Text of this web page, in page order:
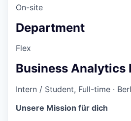
On-site
Department
Flex
Business Analytics
Intern / Student, Full-time ·
Unsere Mission für dich